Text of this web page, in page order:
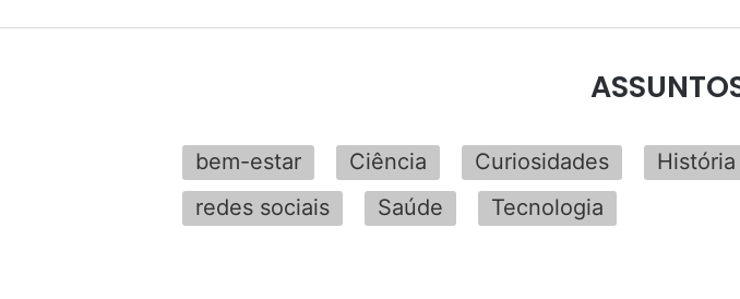
bem-estar Ciência Curiosidades História
redes sociais
Saúde Tecnologia